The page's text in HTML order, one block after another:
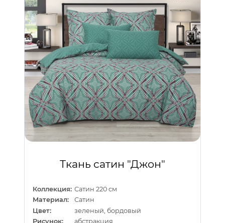
Ткань сатин "Джон"
Коллекция: Сатин 220 см
Материал:
Сатин
Цвет:
зеленый, бордовый
Рисунок:
абстракция